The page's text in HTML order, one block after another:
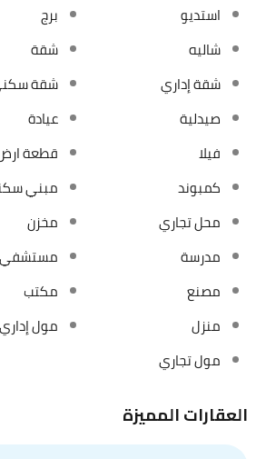
استديو
برج
شاليه
شقة
شقة إداري
شقة
صيدلية
عيادة
فيلا
قطعة
كمبوند
مبني
محل تجاري
مخزن
مدرسة
مستشفي
مصنع
مكتب
منزل
مول إداري
مول تجاري
العقارات المميزة